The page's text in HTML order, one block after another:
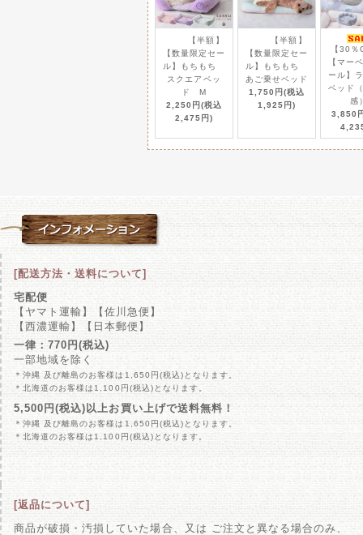
2023/ 4/13
キャタピー＆キャタピージ
お客様リクエストが多か
2023/ 4/13
【数量限定】プレミアムラ
こんな可愛い♡見たことな
2022/ 7/12
【半額】
【数量限定セー
ル】もちもち
スクエアベッ
ド M
2,250円(税込
2,475円)
【半額】
【数量限定セー
ル】もちもち
あご乗せベッド
1,750円(税込
1,925円)
【30
【マー
ール】
ベッド
感
3,850
[配送方法・送料について]
宅配便
【ヤマト運輸】【佐川急便】
【西濃運輸】【日本郵便】
一律：770円(税込)
一部地域を除く
＊沖縄 及び離島のお客様は1,650円(税込)となります。
＊北海道のお客様は1,100円(税込)となります。
5,500円(税込)以上お買い上げで送料無料！
＊沖縄 及び離島のお客様は1,650円(税込)となります。
＊北海道のお客様は1,100円(税込)となります。
[返品について]
商品が破損・汚損していた場合、又は ご注文と異なる場合のみ、